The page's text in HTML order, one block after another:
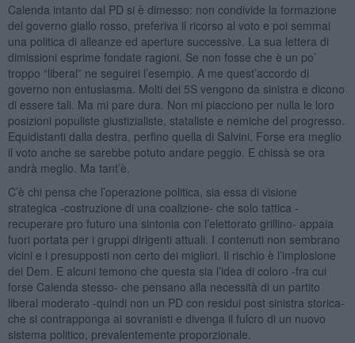
Calenda intanto dal PD si è dimesso: non condivide la formazione
del governo giallo rosso, preferiva il ricorso al voto e poi semmai
una politica di alleanze ed aperture successive. La sua lettera di
dimissioni esprime fondate ragioni. Se non fosse che è un po’
troppo “liberal” ne seguirei l’esempio. A me quest’accordo di
governo non entusiasma. Molti dei 5S vengono da sinistra e dicono
di essere tali. Ma mi pare dura. Non mi piacciono per nulla le loro
posizioni populiste giustizialiste, stataliste e nemiche del progresso.
Equidistanti dalla destra, perfino quella di Salvini. Forse era meglio
il voto anche se sarebbe potuto andare peggio. E chissà se ora
andrà meglio. Ma tant’è.
C’è chi pensa che l’operazione politica, sia essa di visione
strategica -costruzione di una coalizione- che solo tattica -
recuperare pro futuro una sintonia con l’elettorato grillino- appaia
fuori portata per i gruppi dirigenti attuali. I contenuti non sembrano
vicini e i presupposti non certo dei migliori. Il rischio è l’implosione
dei Dem. E alcuni temono che questa sia l’idea di coloro -fra cui
forse Calenda stesso- che pensano alla necessità di un partito
liberal moderato -quindi non un PD con residui post sinistra storica-
che si contrapponga ai sovranisti e divenga il fulcro di un nuovo
sistema politico, prevalentemente proporzionale.